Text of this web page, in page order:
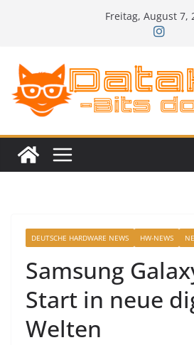
Freitag, August 7,
DEUTSCHE HARDWARE NEWS HW-NEWS
Samsung
Start in neue
Welten